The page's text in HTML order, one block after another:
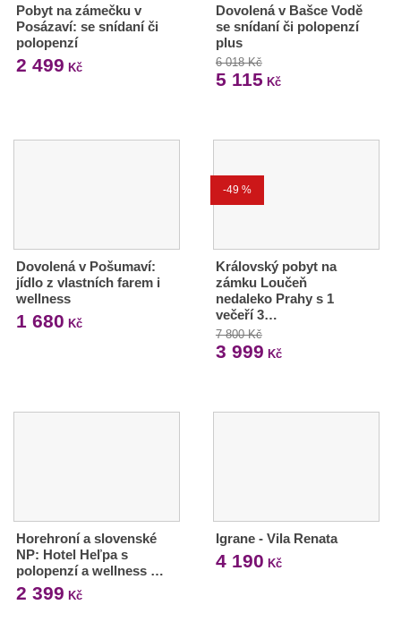
Pobyt na zámečku v
Posázaví: se snídaní či
polopenzí
2 499 Kč
Dovolená v Bašce Vodě
se snídaní či polopenzí
plus
6 018 Kč
5 115 Kč
Dovolená v Pošumaví:
jídlo z vlastních farem i
wellness
1 680 Kč
-49 %
Královský pobyt na
zámku Loučeň
nedaleko Prahy s 1
večeří 3…
7 800 Kč
3 999 Kč
Horehroní a slovenské
NP: Hotel Heľpa s
polopenzí a wellness …
2 399 Kč
Igrane - Vila Renata
4 190 Kč